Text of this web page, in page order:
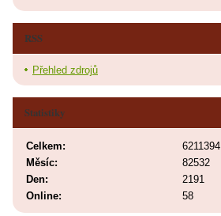
RSS
Přehled zdrojů
Statistiky
Online: 58
Celkem:
6211394
Měsíc:
82532
Den:
2191